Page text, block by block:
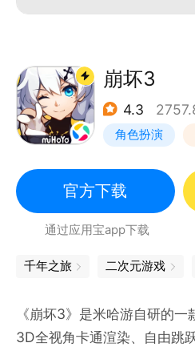
崩坏3
4.3
角色扮演
崩坏
官方下载
通过应用宝app下载
千年之旅 二次元游戏
《崩坏3》是米哈游自研的一
3D全视角卡通渲染、自由跳